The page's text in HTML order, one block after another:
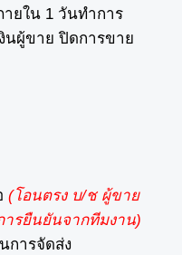
ายใน 1 วันทำการ
นผู้ขาย ปิดการขาย
(โอนตรง บ/ช ผู้ขาย
ารยืนยันจากทีมงาน)
การจัดส่ง